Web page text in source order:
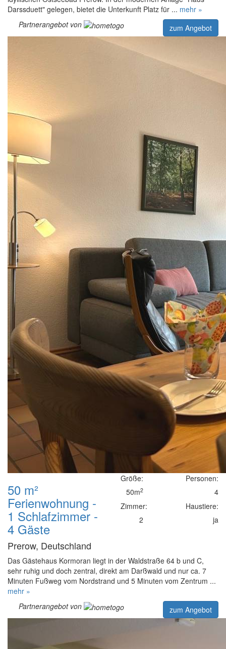
Darssduett" gelegen, bietet die Unterkunft Platz für ... mehr »
Partnerangebot von
zum Angebot
50 m²
Ferienwohnung -
1 Schlafzimmer -
4 Gäste
Prerow, Deutschland
Größe:
50m2
Zimmer:
2
Personen:
4
Haustiere:
ja
Das Gästehaus Kormoran liegt in der Waldstraße 64 b und C,
sehr ruhig und doch zentral, direkt am Darßwald und nur ca. 7
Minuten Fußweg vom Nordstrand und 5 Minuten vom Zentrum ...
mehr »
Partnerangebot von
zum Angebot